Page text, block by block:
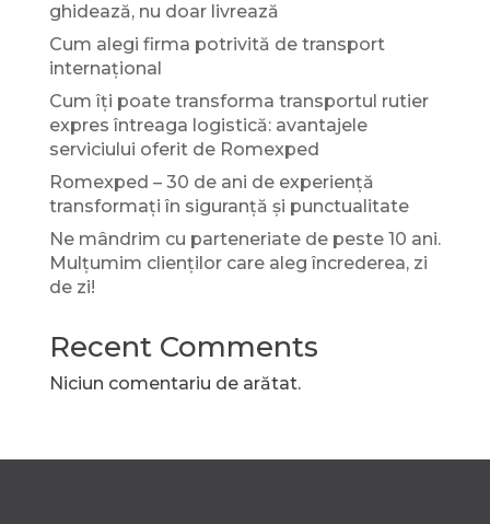
ghidează, nu doar livrează
Cum alegi firma potrivită de transport
internațional
Cum îți poate transforma transportul rutier
expres întreaga logistică: avantajele
serviciului oferit de Romexped
Romexped – 30 de ani de experiență
transformați în siguranță și punctualitate
Ne mândrim cu parteneriate de peste 10 ani.
Mulțumim clienților care aleg încrederea, zi
de zi!
Recent Comments
Niciun comentariu de arătat.